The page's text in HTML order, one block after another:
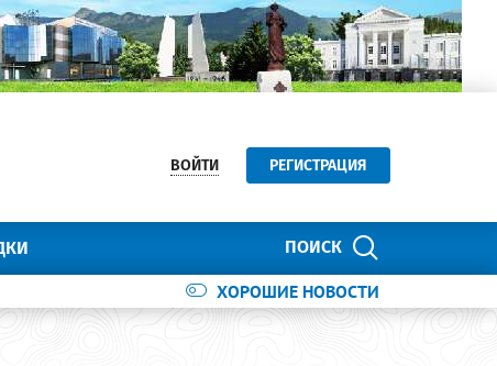
ВОЙТИ РЕГИСТРАЦИЯ
ПОИСК
ХОРОШИЕ НОВОСТИ